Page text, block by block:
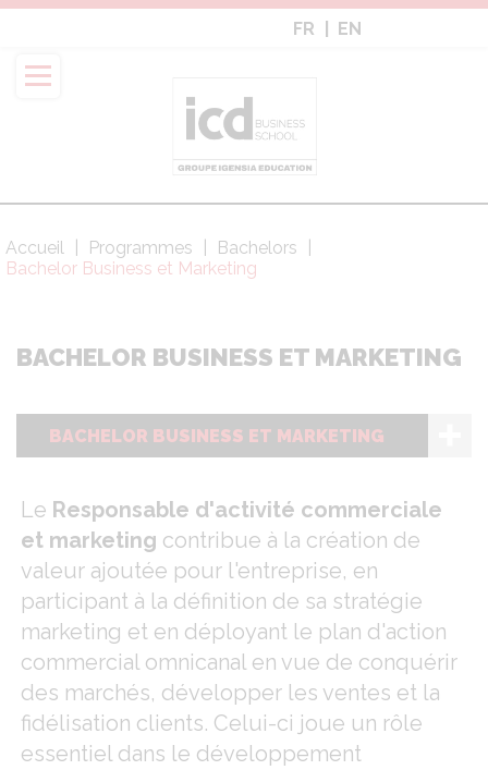
Aller
contenu
principal
FR EN
Fil
d'Ariane
Accueil Programmes
Bachelors
Bachelor Business et Marketing
BACHELOR BUSINESS ET MARKETING
BACHELOR BUSINESS ET MARKETING
Le Responsable d'activité commerciale
et marketing contribue à la création de
valeur ajoutée pour l'entreprise, en
participant à la définition de sa stratégie
marketing et en déployant le plan d'action
commercial omnicanal en vue de conquérir
des marchés, développer les ventes et la
fidélisation clients. Celui-ci joue un rôle
essentiel dans le développement